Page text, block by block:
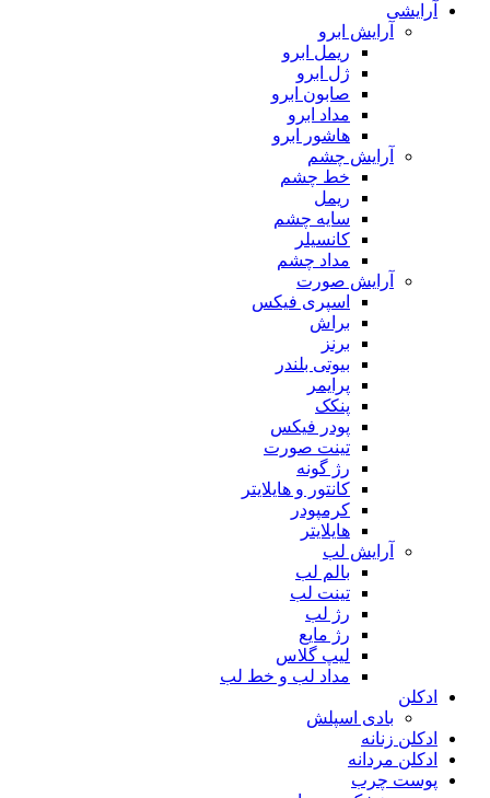
آرایشی
آرایش ابرو
ریمل ابرو
ژل ابرو
صابون ابرو
مداد ابرو
هاشور ابرو
آرایش چشم
خط چشم
ریمل
سایه چشم
کانسیلر
مداد چشم
آرایش صورت
اسپری فیکس
براش
برنز
بیوتی بلندر
پرایمر
پنکک
پودر فیکس
تینت صورت
رژ گونه
کانتور و هایلایتر
کرمپودر
هایلایتر
آرایش لب
بالم لب
تینت لب
رژ لب
رژ مایع
لیپ گلاس
مداد لب و خط لب
ادکلن
بادی اسپلش
ادکلن زنانه
ادکلن مردانه
پوست چرب